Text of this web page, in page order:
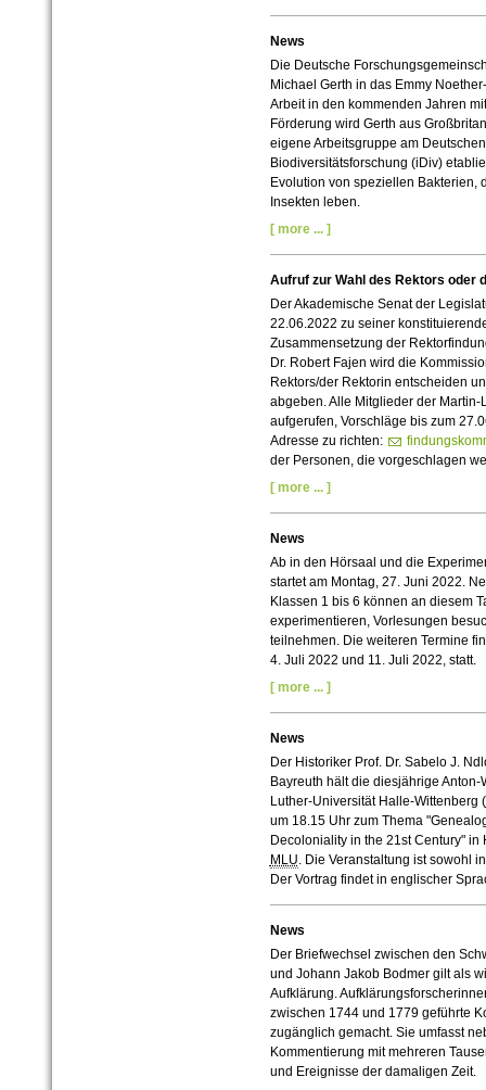
News
Die Deutsche
Michael Gerth in das Emmy
Arbeit in den kommenden Jahren
Förderung wird Gerth aus
eigene Arbeitsgruppe am
Biodiversitätsforschung (iDiv)
Evolution von speziellen Bakterien,
Insekten leben.
[ more ... ]
Aufruf zur Wahl des Rektors oder
Der Akademische Senat der
22.06.2022 zu seiner
Zusammensetzung der
Dr. Robert Fajen wird die
Rektors/der Rektorin entscheiden
abgeben. Alle Mitglieder der
aufgerufen, Vorschläge bis zum
Adresse zu richten:
der Personen, die vorgeschlagen
[ more ... ]
News
Ab in den Hörsaal und die
startet am Montag, 27. Juni 2022.
Klassen 1 bis 6 können an diesem
experimentieren, Vorlesungen
teilnehmen. Die weiteren Termine
4. Juli 2022 und 11. Juli 2022, statt.
[ more ... ]
News
Der Historiker Prof. Dr. Sabelo J.
Bayreuth hält die diesjährige
Luther-Universität Halle-Wittenberg (
um 18.15 Uhr zum Thema
Decoloniality in the 21st Century"
MLU. Die Veranstaltung ist sowohl
Der Vortrag findet in englischer
News
Der Briefwechsel zwischen den
und Johann Jakob Bodmer gilt als
Aufklärung.
zwischen 1744 und 1779 geführte
zugänglich gemacht. Sie umfasst
Kommentierung mit mehreren
und Ereignisse der damaligen Zeit.